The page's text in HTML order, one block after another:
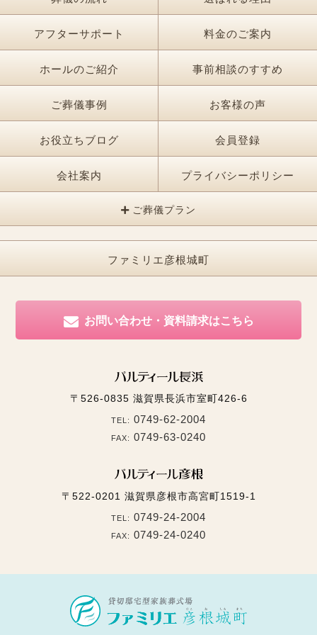
アフターサポート 料金のご案内
ホールのご紹介 事前相談のすすめ
ご葬儀事例 お客様の声
お役立ちブログ 会員登録
会社案内 プライバシーポリシー
ご葬儀プラン
ファミリエ彦根城町
お問い合わせ・資料請求はこちら
〒526-0835 滋賀県長浜市室町426-6
TEL: 0749-62-2004
FAX: 0749-63-0240
〒522-0201 滋賀県彦根市高宮町1519-1
TEL: 0749-24-2004
FAX: 0749-24-0240